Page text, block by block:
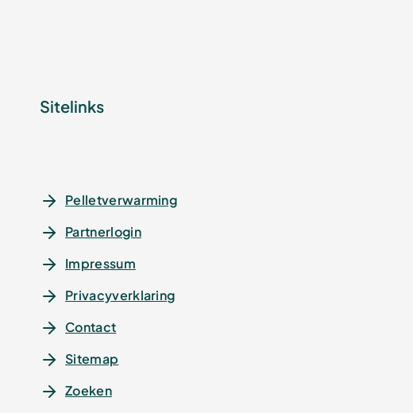
Sitelinks
Pelletverwarming
Partnerlogin
Impressum
Privacyverklaring
Contact
Sitemap
Zoeken